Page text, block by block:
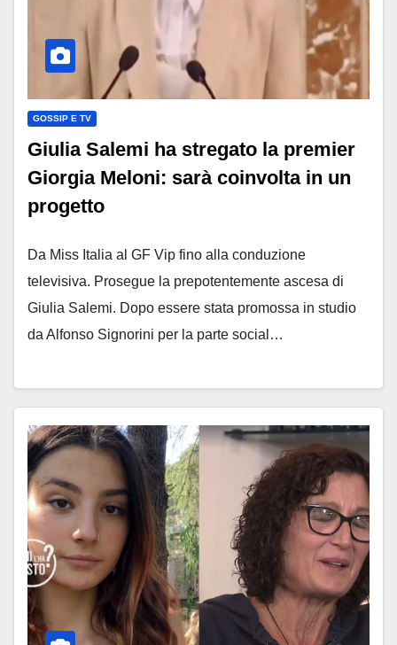
GOSSIP E TV
Giulia Salemi ha stregato la premier
Giorgia Meloni: sarà coinvolta in un
progetto
Da Miss Italia al GF Vip fino alla conduzione
televisiva. Prosegue la prepotentemente ascesa di
Giulia Salemi. Dopo essere stata promossa in studio
da Alfonso Signorini per la parte social…